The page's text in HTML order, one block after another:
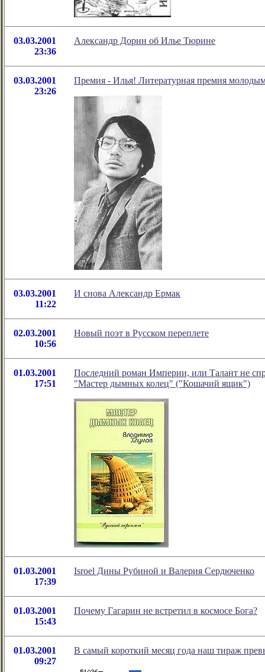
03.03.2001
23:36
Александр Дорин об Илье Тюрине
03.03.2001
23:26
Премия - Илья! Литературная премия
03.03.2001
11:22
И снова Александр Ермак
02.03.2001
10:56
Новый поэт в Русском переплете
01.03.2001
17:51
Последний роман Империи, или Талант не
"Мастер дымных колец" ("Кошачий ящик")
01.03.2001
17:39
Isroel Дины Рубиной и Валерия Сердюченко
01.03.2001
15:43
Почему Гагарин не встретил в космосе Бога?
01.03.2001
09:27
В самый короткий месяц года наш тираж